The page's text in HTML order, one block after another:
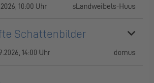
10:00 Uhr sLandweibels-Huus
Schattenbilder
14:00 Uhr domus